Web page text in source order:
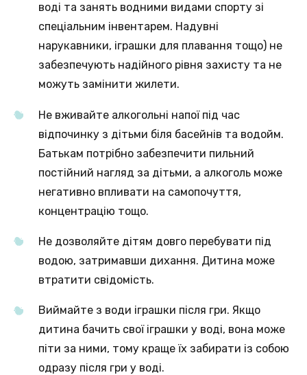
воді та занять водними видами спорту зі
спеціальним інвентарем. Надувні
нарукавники, іграшки для плавання тощо) не
забезпечують надійного рівня захисту та не
можуть замінити жилети.
Не вживайте алкогольні напої під час
відпочинку з дітьми біля басейнів та водойм.
Батькам потрібно забезпечити пильний
постійний нагляд за дітьми, а алкоголь може
негативно впливати на самопочуття,
концентрацію тощо.
Не дозволяйте дітям довго перебувати під
водою, затримавши дихання. Дитина може
втратити свідомість.
Виймайте з води іграшки після гри. Якщо
дитина бачить свої іграшки у воді, вона може
піти за ними, тому краще їх забирати із собою
одразу після гри у воді.